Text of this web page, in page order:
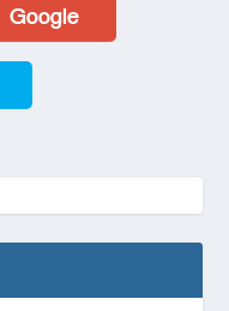
Google